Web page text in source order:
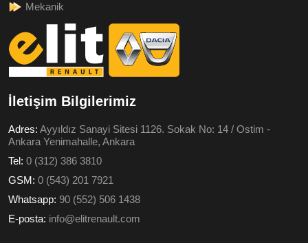
Mekanik
İletişim Bilgilerimiz
Adres: Ayyıldız Sanayi Sitesi 1126. Sokak No: 14 / Ostim -
Ankara Yenimahalle, Ankara
Tel: 0 (312) 386 3810
GSM: 0 (543) 201 7921
Whatsapp: 90 (552) 506 1438
E-posta: info@elitrenault.com